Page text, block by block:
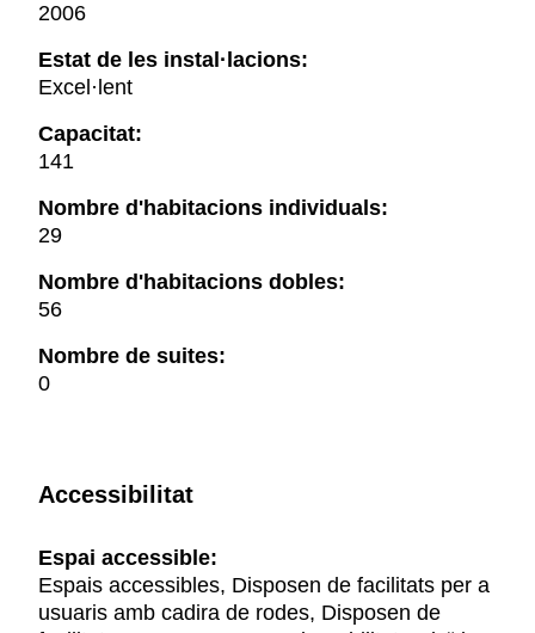
2006
Estat de les instal·lacions:
Excel·lent
Capacitat:
141
Nombre d'habitacions individuals:
29
Nombre d'habitacions dobles:
56
Nombre de suites:
0
Accessibilitat
Espai accessible:
Espais accessibles, Disposen de facilitats per a
usuaris amb cadira de rodes, Disposen de